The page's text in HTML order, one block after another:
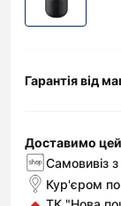
Гарантія від
Доставимо
Самовивіз з
Кур'єром